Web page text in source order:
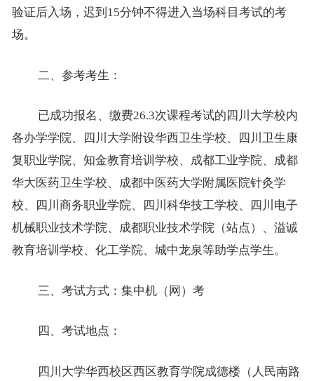
验证后入场，迟到 15分钟不得进入当场科目考试的考
场。
二、 参考考生 ：
已成功报名、缴费26.3次课程考试的四川大学校内
各办学学院、四川大学附设华西卫生学校、四川卫生康
复职业学院、知金教育培训学校、成都工业学院、成都
华大医药卫生学校、成都中医药大学附属医院针灸学
校、四川商务职业学院、四川科华技工学校、四川电子
机械职业技术学院、成都职业技术学院（站点）、溢诚
教育培训学校、化工学院、城中龙泉等助学点学生。
三、考试方式：集中机 （网） 考
四 、考试地点：
四川大学华西校区西区教育学院成德楼 （人民南路